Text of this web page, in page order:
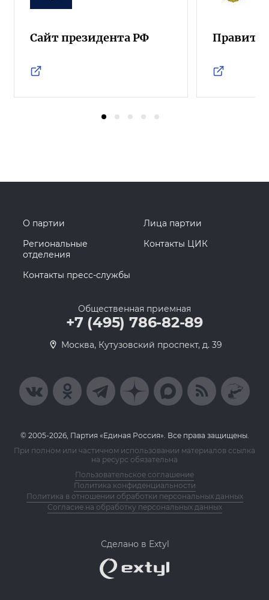
Сайт президента РФ
О партии
Лица партии
Региональные
отделения
Контакты ЦИК
Контакты пресс-службы
Общественная приемная
+7 (495) 786-82-89
Москва, Кутузовский проспект, д. 39
© 2005-2026, Партия «Единая Россия». Все права защищены.
При полном или частичном использовании материалов ссылка
на ресурс обязательна
Пользовательское соглашение
Политика конфиденциальности
Политика в отношении обработки персональных данных
Согласие на обработку персональных данных
Сделано в Extyl